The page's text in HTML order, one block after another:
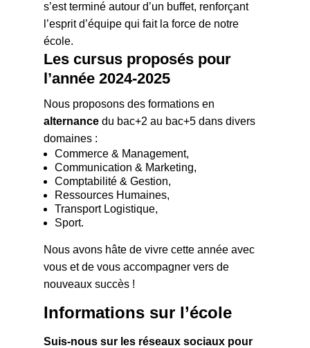
s’est terminé autour d’un buffet, renforçant
l’esprit d’équipe qui fait la force de notre
école.
Les cursus proposés pour
l’année 2024-2025
Nous proposons des formations en
alternancedu bac+2 au bac+5 dans divers
domaines :
Commerce & Management,
Communication & Marketing,
Comptabilité & Gestion,
Ressources Humaines,
Transport Logistique,
Sport.
Nous avons hâte de vivre cette année avec
vous et de vous accompagner vers de
nouveaux succès !
Informations sur l’école
Suis-nous sur les réseaux sociaux pour